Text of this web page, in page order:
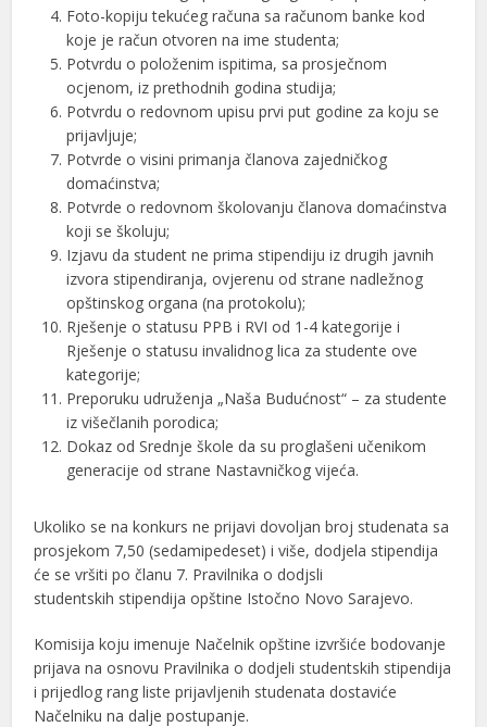
Foto-kopiju tekućeg računa sa računom banke kod
koje je račun otvoren na ime studenta;
Potvrdu o položenim ispitima, sa prosječnom
ocjenom, iz prethodnih godina studija;
Potvrdu o redovnom upisu prvi put godine za koju se
prijavljuje;
Potvrde o visini primanja članova zajedničkog
domaćinstva;
Potvrde o redovnom školovanju članova domaćinstva
koji se školuju;
Izjavu da student ne prima stipendiju iz drugih javnih
izvora stipendiranja, ovjerenu od strane nadležnog
opštinskog organa (na protokolu);
Rješenje o statusu PPB i RVI od 1-4 kategorije i
Rješenje o statusu invalidnog lica za studente ove
kategorije;
Preporuku udruženja „Naša Budućnost“ – za studente
iz višečlanih porodica;
Dokaz od Srednje škole da su proglašeni učenikom
generacije od strane Nastavničkog vijeća.
Ukoliko se na konkurs ne prijavi dovoljan broj studenata sa
prosjekom 7,50 (sedamipedeset) i više, dodjela stipendija
će se vršiti po članu 7. Pravilnika o dodjsli
studentskih stipendija opštine Istočno Novo Sarajevo.
Komisija koju imenuje Načelnik opštine izvršiće bodovanje
prijava na osnovu Pravilnika o dodjeli studentskih stipendija
i prijedlog rang liste prijavljenih studenata dostaviće
Načelniku na dalje postupanje.